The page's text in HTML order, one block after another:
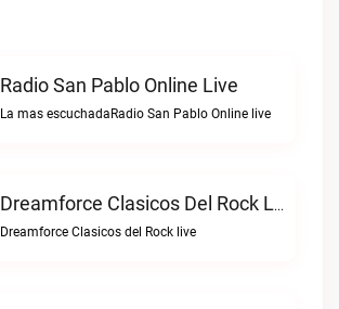
Radio San Pablo Online Live
La mas escuchadaRadio San Pablo Online live
Dreamforce Clasicos Del Rock Live
Dreamforce Clasicos del Rock live